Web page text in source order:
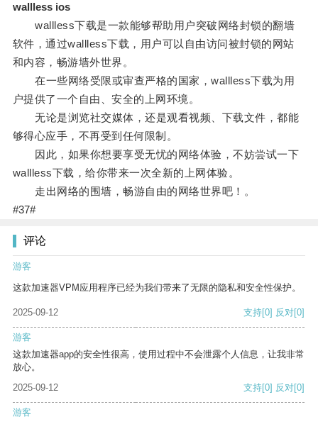
wallless ios
wallless下载是一款能够帮助用户突破网络封锁的翻墙
软件，通过wallless下载，用户可以自由访问被封锁的网站
和内容，畅游墙外世界。
在一些网络受限或审查严格的国家，wallless下载为用
户提供了一个自由、安全的上网环境。
无论是浏览社交媒体，还是观看视频、下载文件，都能
够得心应手，不再受到任何限制。
因此，如果你想要享受无忧的网络体验，不妨尝试一下
wallless下载，给你带来一次全新的上网体验。
走出网络的围墙，畅游自由的网络世界吧！。
#37#
评论
游客
这款加速器VPM应用程序已经为我们带来了无限的隐私和安全性保护。
2025-09-12 支持[0] 反对[0]
游客
这款加速器app的安全性很高，使用过程中不会泄露个人信息，让我非常
放心。
2025-09-12
支持[0] 反对[0]
游客